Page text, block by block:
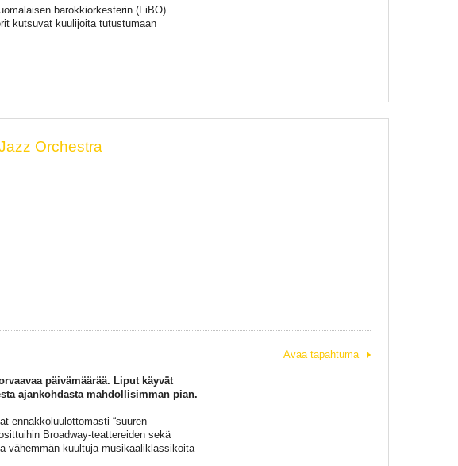
barokkiorkesterin (FiBO)
kutsuvat kuulijoita tutustumaan
Orchestra
päivämäärää. Liput käyvät
ajankohdasta mahdollisimman pian.
ennakkoluulottomasti “suuren
Broadway-teattereiden sekä
vähemmän kuultuja musikaaliklassikoita
Avaa tapahtuma